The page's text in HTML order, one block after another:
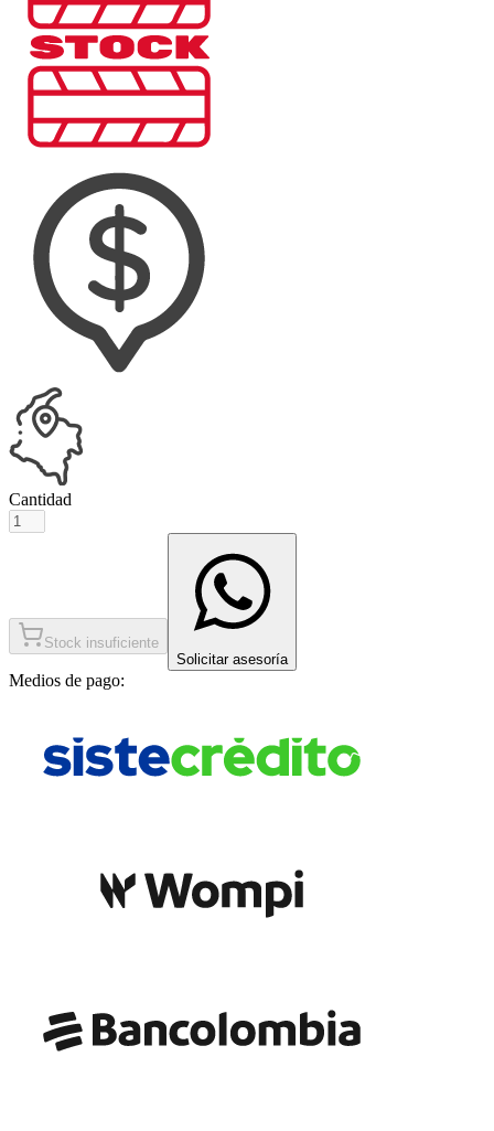
Cantidad
Stock insuficiente
Solicitar asesoría
Medios de pago: